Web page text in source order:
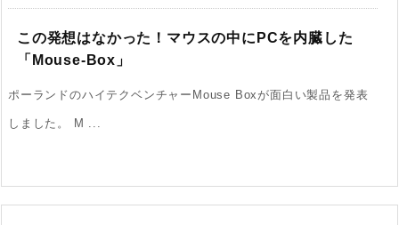
この発想はなかった！マウスの中にPCを内臓した
「Mouse-Box」
ポーランドのハイテクベンチャーMouse Boxが面白い製品を発表
しました。 M ...